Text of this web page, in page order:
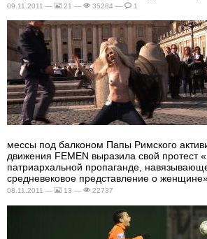
09.11.2011 — 21 — 35284 — 1
мессы под балконом Папы Римского
движения FEMEN выразила свой протест
патриархальной пропаганде,
средневековое представление о
08.11.2011 — 13 — 22737